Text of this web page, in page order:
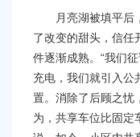
月亮湖被填平后，
了改变的甜头，信任
件逐渐成熟。“我们
充电，我们就引入公
置。消除了后顾之忧
为，共享车位比固定